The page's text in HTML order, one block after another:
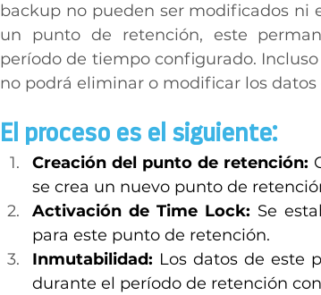
backup no pueden ser modificados ni
un punto de retención, este
período de tiempo configurado.
no podrá eliminar o modificar los
El proceso es el siguiente:
Creación del punto de retención:
se crea un nuevo punto de
Activación de Time Lock: Se
para este punto de retención.
Inmutabilidad: Los datos de este
durante el período de retención